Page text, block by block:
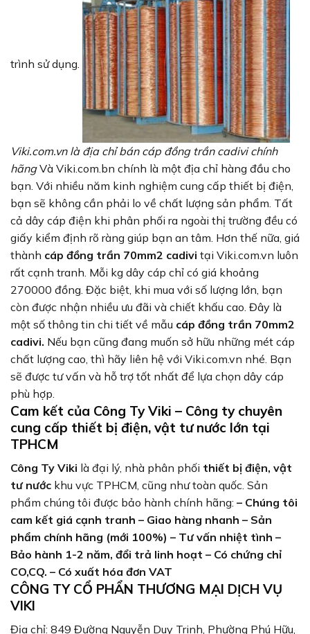
trình sử dụng.
Viki.com.vn là địa chỉ bán cáp đồng trần cadivi chính
hãngVà Viki.com.bn chính là một địa chỉ hàng đầu cho
bạn. Với nhiều năm kinh nghiệm cung cấp thiết bị điện,
bạn sẽ không cần phải lo về chất lượng sản phẩm. Tất
cả dây cáp điện khi phân phối ra ngoài thị trường đều có
giấy kiểm định rõ ràng giúp bạn an tâm. Hơn thế nữa, giá
thành cáp đồng trần 70mm2 cadivi tại Viki.com.vn luôn
rất cạnh tranh. Mỗi kg dây cáp chỉ có giá khoảng
270000 đồng. Đặc biệt, khi mua với số lượng lớn, bạn
còn được nhận nhiều ưu đãi và chiết khấu cao. Đây là
một số thông tin chi tiết về mẫu cáp đồng trần 70mm2
cadivi. Nếu bạn cũng đang muốn sở hữu những mét cáp
chất lượng cao, thì hãy liên hệ với Viki.com.vn nhé. Bạn
sẽ được tư vấn và hỗ trợ tốt nhất để lựa chọn dây cáp
phù hợp.
Cam kết của Công Ty Viki – Công ty chuyên
cung cấp thiết bị điện, vật tư nước lớn tại
TPHCM
Công Ty Viki là đại lý, nhà phân phối thiết bị điện, vật
tư nước khu vực TPHCM, cũng như toàn quốc. Sản
phẩm chúng tôi được bảo hành chính hãng: – Chúng tôi
cam kết giá cạnh tranh – Giao hàng nhanh – Sản
phẩm chính hãng (mới 100%) – Tư vấn nhiệt tình –
Bảo hành 1-2 năm, đổi trả linh hoạt – Có chứng chỉ
CO,CQ. – Có xuất hóa đơn VAT
CÔNG TY CỔ PHẨN THƯƠNG MẠI DỊCH VỤ
VIKI
Địa chỉ: 849 Đường Nguyễn Duy Trinh, Phường Phú Hữu,